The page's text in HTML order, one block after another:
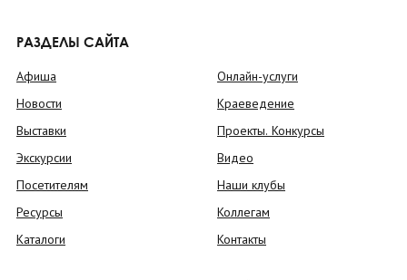
РАЗДЕЛЫ САЙТА
Афиша
Новости
Выставки
Экскурсии
Посетителям
Ресурсы
Каталоги
Онлайн-услуги
Краеведение
Проекты. Конкурсы
Видео
Наши клубы
Коллегам
Контакты